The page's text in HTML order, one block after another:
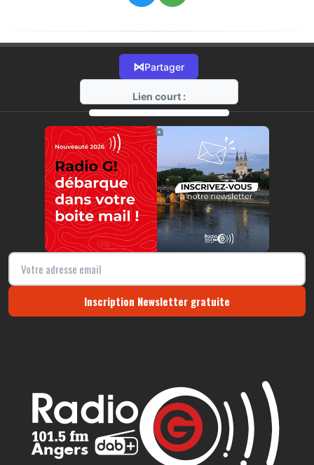
⋈Partager
Lien court :
https://radio-g.fr?12390
⧉
Inscription Newsletter gratuite